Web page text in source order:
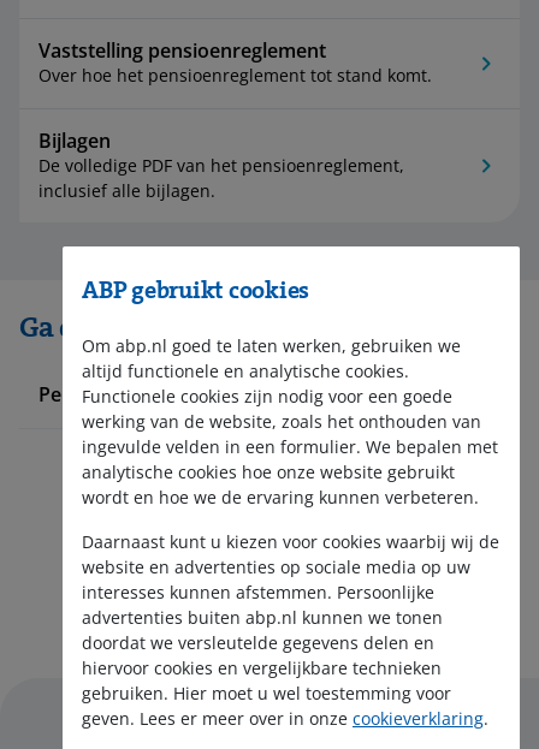
Vaststelling pensioenreglement
Over hoe het pensioenreglement tot stand komt.
Bijlagen
De volledige PDF van het pensioenreglement,
inclusief alle bijlagen.
Ga direct naar
Pensioen voor militairen
Aanmelden nieuwsbrief
ABP gebruikt cookies
Om abp.nl goed te laten werken, gebruiken we
altijd functionele en analytische cookies.
Functionele cookies zijn nodig voor een goede
werking van de website, zoals het onthouden van
ingevulde velden in een formulier. We bepalen met
analytische cookies hoe onze website gebruikt
wordt en hoe we de ervaring kunnen verbeteren.
Daarnaast kunt u kiezen voor cookies waarbij wij de
website en advertenties op sociale media op uw
interesses kunnen afstemmen. Persoonlijke
advertenties buiten abp.nl kunnen we tonen
doordat we versleutelde gegevens delen en
hiervoor cookies en vergelijkbare technieken
gebruiken. Hier moet u wel toestemming voor
geven. Lees er meer over in onze cookieverklaring.